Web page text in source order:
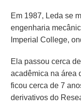
Em 1987, Leda se
engenharia
Imperial College,
Ela passou cerca
acadêmica na área
ficou cerca de 7
derivativos do